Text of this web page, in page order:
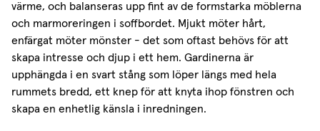
värme, och balanseras upp fint av de formstarka möblerna
och marmoreringen i soffbordet. Mjukt möter hårt,
enfärgat möter mönster - det som oftast behövs för att
skapa intresse och djup i ett hem. Gardinerna är
upphängda i en svart stång som löper längs med hela
rummets bredd, ett knep för att knyta ihop fönstren och
skapa en enhetlig känsla i inredningen.